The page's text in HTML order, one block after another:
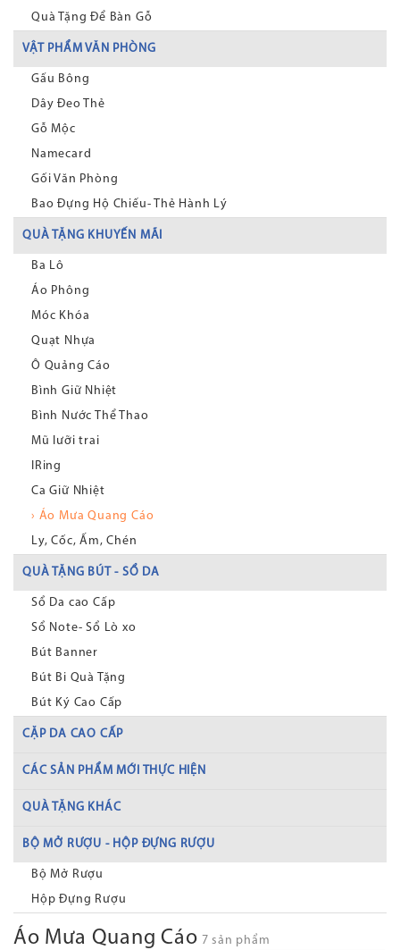
Quà Tặng Để Bàn Gỗ
VẬT PHẨM VĂN PHÒNG
Gấu Bông
Dây Đeo Thẻ
Gỗ Mộc
Namecard
Gối Văn Phòng
Bao Đựng Hộ Chiếu- Thẻ Hành Lý
QUÀ TẶNG KHUYẾN MÃI
Ba Lô
Áo Phông
Móc Khóa
Quạt Nhựa
Ô Quảng Cáo
Bình Giữ Nhiệt
Bình Nước Thể Thao
Mũ lưỡi trai
IRing
Ca Giữ Nhiệt
› Áo Mưa Quang Cáo
Ly, Cốc, Ấm, Chén
QUÀ TẶNG BÚT - SỔ DA
Sổ Da cao Cấp
Sổ Note- Sổ Lò xo
Bút Banner
Bút Bi Quà Tặng
Bút Ký Cao Cấp
CẶP DA CAO CẤP
CÁC SẢN PHẨM MỚI THỰC HIỆN
QUÀ TẶNG KHÁC
BỘ MỞ RƯỢU - HỘP ĐỰNG RƯỢU
Bộ Mở Rượu
Hộp Đựng Rượu
Áo Mưa Quang Cáo 7 sản phẩm